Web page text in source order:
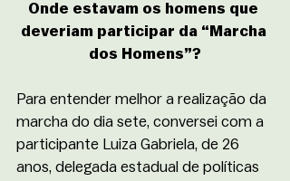
Onde estavam os homens que
deveriam participar da “Marcha
dos Homens”?
Para entender melhor a realização da
marcha do dia sete, conversei com a
participante Luiza Gabriela, de 26
anos, delegada estadual de políticas